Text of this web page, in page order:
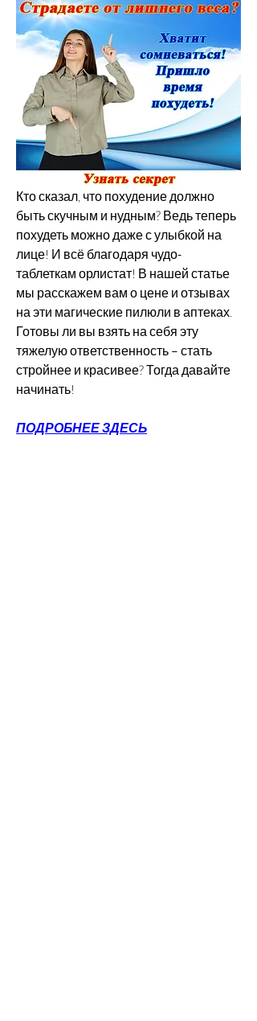
Кто сказал, что похудение должно
быть скучным и нудным? Ведь теперь
похудеть можно даже с улыбкой на
лице! И всё благодаря чудо-
таблеткам орлистат! В нашей статье
мы расскажем вам о цене и отзывах
на эти магические пилюли в аптеках.
Готовы ли вы взять на себя эту
тяжелую ответственность – стать
стройнее и красивее? Тогда давайте
начинать!
ПОДРОБНЕЕ ЗДЕСЬ